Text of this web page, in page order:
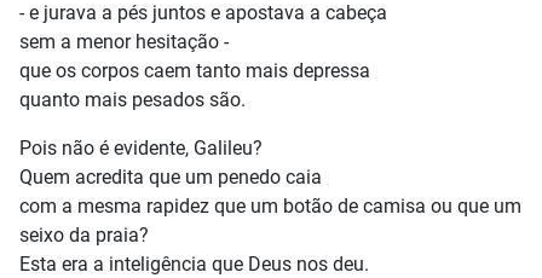
- e jurava a pés juntos e apostava a cabeça
sem a menor hesitação -
que os corpos caem tanto mais depressa
quanto mais pesados são.
Pois não é evidente, Galileu?
Quem acredita que um penedo caia
com a mesma rapidez que um botão de camisa ou que um
seixo da praia?
Esta era a inteligência que Deus nos deu.